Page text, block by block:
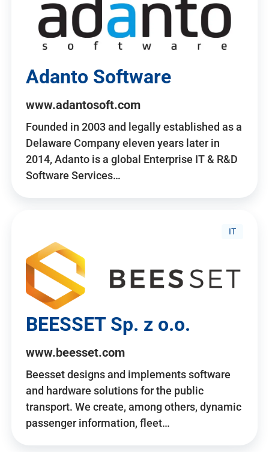
Adanto Software
www.adantosoft.com
Founded in 2003 and legally established as a
Delaware Company eleven years later in
2014, Adanto is a global Enterprise IT & R&D
Software Services…
IT
BEESSET Sp. z o.o.
www.beesset.com
Beesset designs and implements software
and hardware solutions for the public
transport. We create, among others, dynamic
passenger information, fleet…